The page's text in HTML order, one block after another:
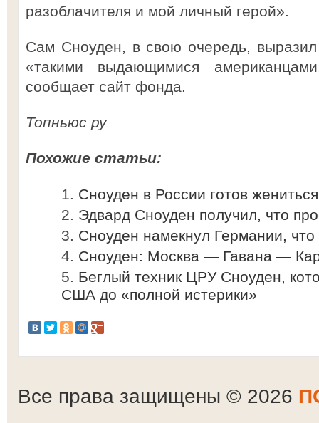
разоблачителя и мой личный герой».
Сам Сноуден, в свою очередь, выразил
«такими выдающимися
сообщает сайт фонда.
Топньюс ру
Похожие статьи:
Сноуден в России готов жениться
Эдвард Сноуден получил, что
Сноуден намекнул Германии, что
Сноуден: Москва — Гавана —
Беглый техник ЦРУ Сноуден,
США до «полной истерики»
Все права защищены © 2026